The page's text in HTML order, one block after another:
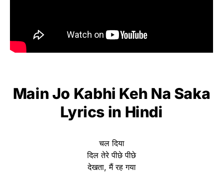
Main Jo Kabhi Keh Na Saka
Lyrics in Hindi
चल दिया
दिल तेरे पीछे पीछे
देखता, मैं रह गया